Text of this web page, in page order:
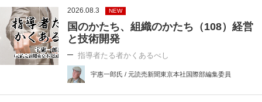
2026.08.3 NEW
国のかたち、組織のかたち（108）経営
と技術開発
指導者たる者かくあるべし
宇惠一郎氏 / 元読売新聞東京本社国際部編集委員